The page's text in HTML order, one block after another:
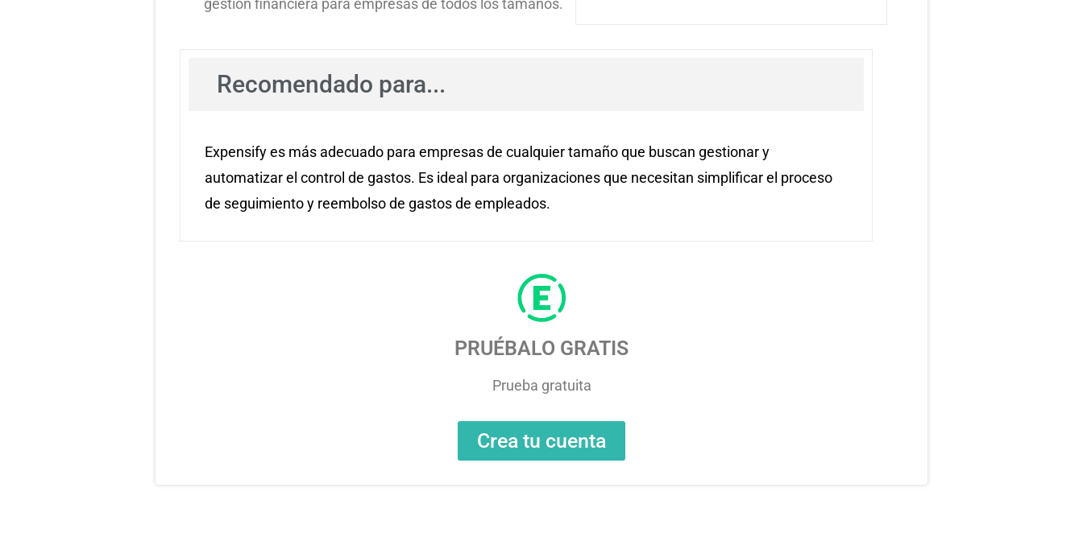
gestión financiera para empresas de todos los tamaños.
Recomendado para...
Expensify es más adecuado para empresas de cualquier tamaño que buscan gestionar y
automatizar el control de gastos. Es ideal para organizaciones que necesitan simplificar el proceso
de seguimiento y reembolso de gastos de empleados.
PRUÉBALO GRATIS
Prueba gratuita
Crea tu cuenta